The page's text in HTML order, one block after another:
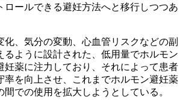
ロールできる避妊方法へと移行しつつあ
化、気分の変動、心血管リスクなどの副
るように設計された、低用量でホルモン
妊薬に注力しており、それによって患者
率を向上させ、これまでホルモン避妊薬
間での使用を拡大しようとしている。